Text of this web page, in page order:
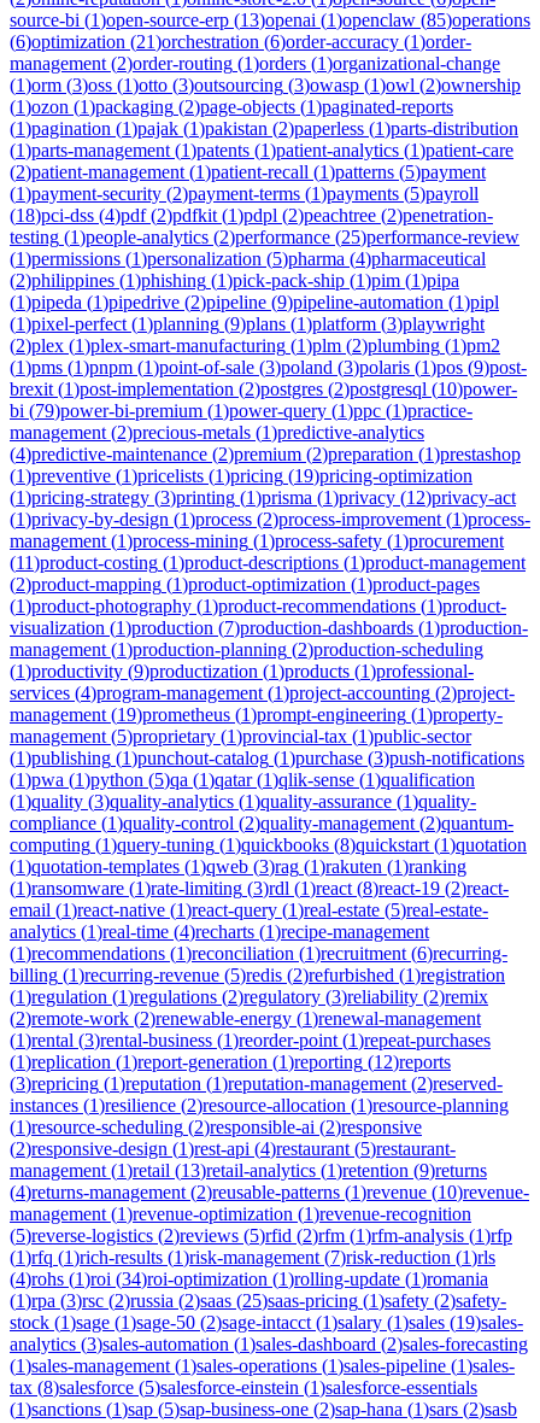
source-bi (1)open-source-erp (13)openai (1)openclaw (85)operations
(6)optimization (21)orchestration (6)order-accuracy (1)order-
management (2)order-routing (1)orders (1)organizational-change
(1)orm (3)oss (1)otto (3)outsourcing (3)owasp (1)owl (2)ownership
(1)ozon (1)packaging (2)page-objects (1)paginated-reports
(1)pagination (1)pajak (1)pakistan (2)paperless (1)parts-distribution
(1)parts-management (1)patents (1)patient-analytics (1)patient-care
(2)patient-management (1)patient-recall (1)patterns (5)payment
(1)payment-security (2)payment-terms (1)payments (5)payroll
(18)pci-dss (4)pdf(2)pdfkit (1)pdpl (2)peachtree (2)penetration-
testing (1)people-analytics (2)performance (25)performance-review
(1)permissions (1)personalization (5)pharma (4)pharmaceutical
(2)philippines (1)phishing (1)pick-pack-ship (1)pim (1)pipa
(1)pipeda (1)pipedrive (2)pipeline (9)pipeline-automation (1)pipl
(1)pixel-perfect (1)planning (9)plans (1)platform (3)playwright
(2)plex (1)plex-smart-manufacturing (1)plm (2)plumbing (1)pm2
(1)pms (1)pnpm (1)point-of-sale (3)poland (3)polaris (1)pos (9)post-
brexit (1)post-implementation (2)postgres (2)postgresql (10)power-
bi (79)power-bi-premium (1)power-query (1)ppc (1)practice-
management (2)precious-metals (1)predictive-analytics
(4)predictive-maintenance (2)premium (2)preparation (1)prestashop
(1)preventive (1)pricelists (1)pricing (19)pricing-optimization
(1)pricing-strategy (3)printing (1)prisma (1)privacy (12)privacy-act
(1)privacy-by-design (1)process (2)process-improvement (1)process-
management (1)process-mining (1)process-safety (1)procurement
(11)product-costing (1)product-descriptions (1)product-management
(2)product-mapping (1)product-optimization (1)product-pages
(1)product-photography (1)product-recommendations (1)product-
visualization (1)production (7)production-dashboards (1)production-
management (1)production-planning (2)production-scheduling
(1)productivity (9)productization (1)products (1)professional-
services (4)program-management (1)project-accounting (2)project-
management (19)prometheus (1)prompt-engineering (1)property-
management (5)proprietary (1)provincial-tax (1)public-sector
(1)publishing (1)punchout-catalog (1)purchase (3)push-notifications
(1)pwa (1)python (5)qa (1)qatar(1)qlik-sense (1)qualification
(1)quality (3)quality-analytics (1)quality-assurance (1)quality-
compliance (1)quality-control (2)quality-management (2)quantum-
computing (1)query-tuning (1)quickbooks (8)quickstart (1)quotation
(1)quotation-templates (1)qweb (3)rag (1)rakuten (1)ranking
(1)ransomware (1)rate-limiting (3)rdl (1)react (8)react-19 (2)react-
email (1)react-native (1)react-query (1)real-estate (5)real-estate-
analytics (1)real-time (4)recharts (1)recipe-management
(1)recommendations (1)reconciliation (1)recruitment (6)recurring-
billing (1)recurring-revenue (5)redis (2)refurbished (1)registration
(1)regulation (1)regulations (2)regulatory (3)reliability (2)remix
(2)remote-work (2)renewable-energy (1)renewal-management
(1)rental (3)rental-business (1)reorder-point (1)repeat-purchases
(1)replication (1)report-generation (1)reporting (12)reports
(3)repricing (1)reputation (1)reputation-management (2)reserved-
instances (1)resilience (2)resource-allocation (1)resource-planning
(1)resource-scheduling (2)responsible-ai (2)responsive
(2)responsive-design (1)rest-api (4)restaurant (5)restaurant-
management (1)retail (13)retail-analytics (1)retention (9)returns
(4)returns-management (2)reusable-patterns (1)revenue (10)revenue-
management (1)revenue-optimization (1)revenue-recognition
(5)reverse-logistics (2)reviews (5)rfid (2)rfm (1)rfm-analysis (1)rfp
(1)rfq (1)rich-results (1)risk-management (7)risk-reduction (1)rls
(4)rohs (1)roi (34)roi-optimization (1)rolling-update (1)romania
(1)rpa (3)rsc (2)russia (2)saas (25)saas-pricing (1)safety (2)safety-
stock (1)sage (1)sage-50 (2)sage-intacct (1)salary (1)sales (19)sales-
analytics (3)sales-automation (1)sales-dashboard (2)sales-forecasting
(1)sales-management (1)sales-operations (1)sales-pipeline (1)sales-
tax (8)salesforce (5)salesforce-einstein (1)salesforce-essentials
(1)sanctions (1)sap (5)sap-business-one (2)sap-hana (1)sars (2)sasb